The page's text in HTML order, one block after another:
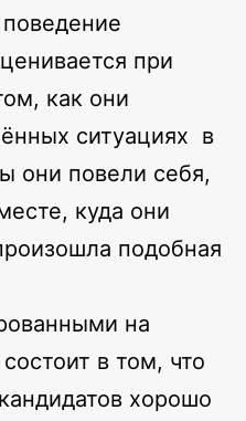
при
как они
ситуациях в
они повели себя,
куда они
подобная
на
в том, что
хорошо